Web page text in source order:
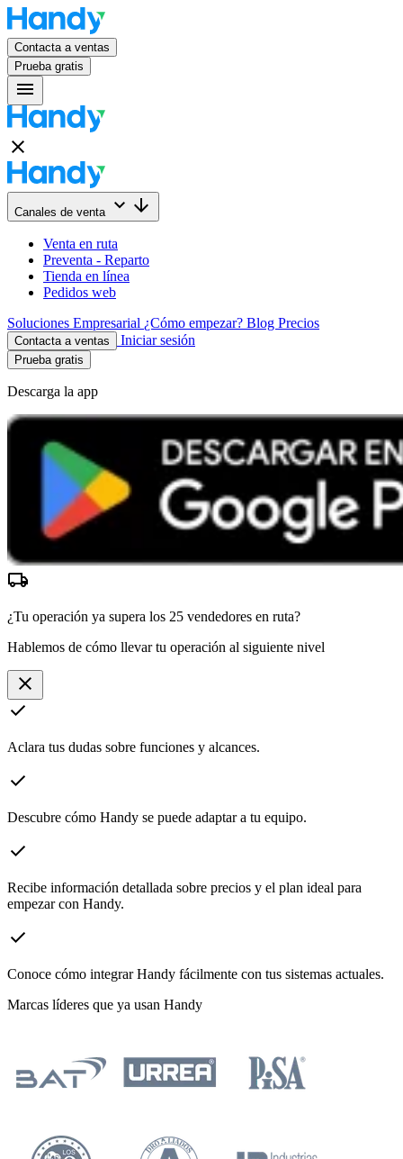
Contacta a ventas
Prueba gratis
menu
close
Canales de venta keyboard_arrow_down arrow_downward
Venta en ruta
Preventa - Reparto
Tienda en línea
Pedidos web
Soluciones Empresarial ¿Cómo empezar? Blog Precios
Contacta a ventas Iniciar sesión
Prueba gratis
Descarga la app
local_shipping
¿Tu operación ya supera los 25 vendedores en ruta?
Hablemos de cómo llevar tu operación al siguiente nivel
close
check
Aclara tus dudas sobre funciones y alcances.
check
Descubre cómo Handy se puede adaptar a tu equipo.
check
Recibe información detallada sobre precios y el plan ideal para
empezar con Handy.
check
Conoce cómo integrar Handy fácilmente con tus sistemas actuales.
Marcas líderes que ya usan Handy